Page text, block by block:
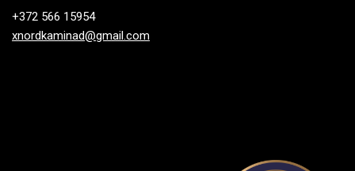
+372 566 15954
xnordkaminad@gmail.com